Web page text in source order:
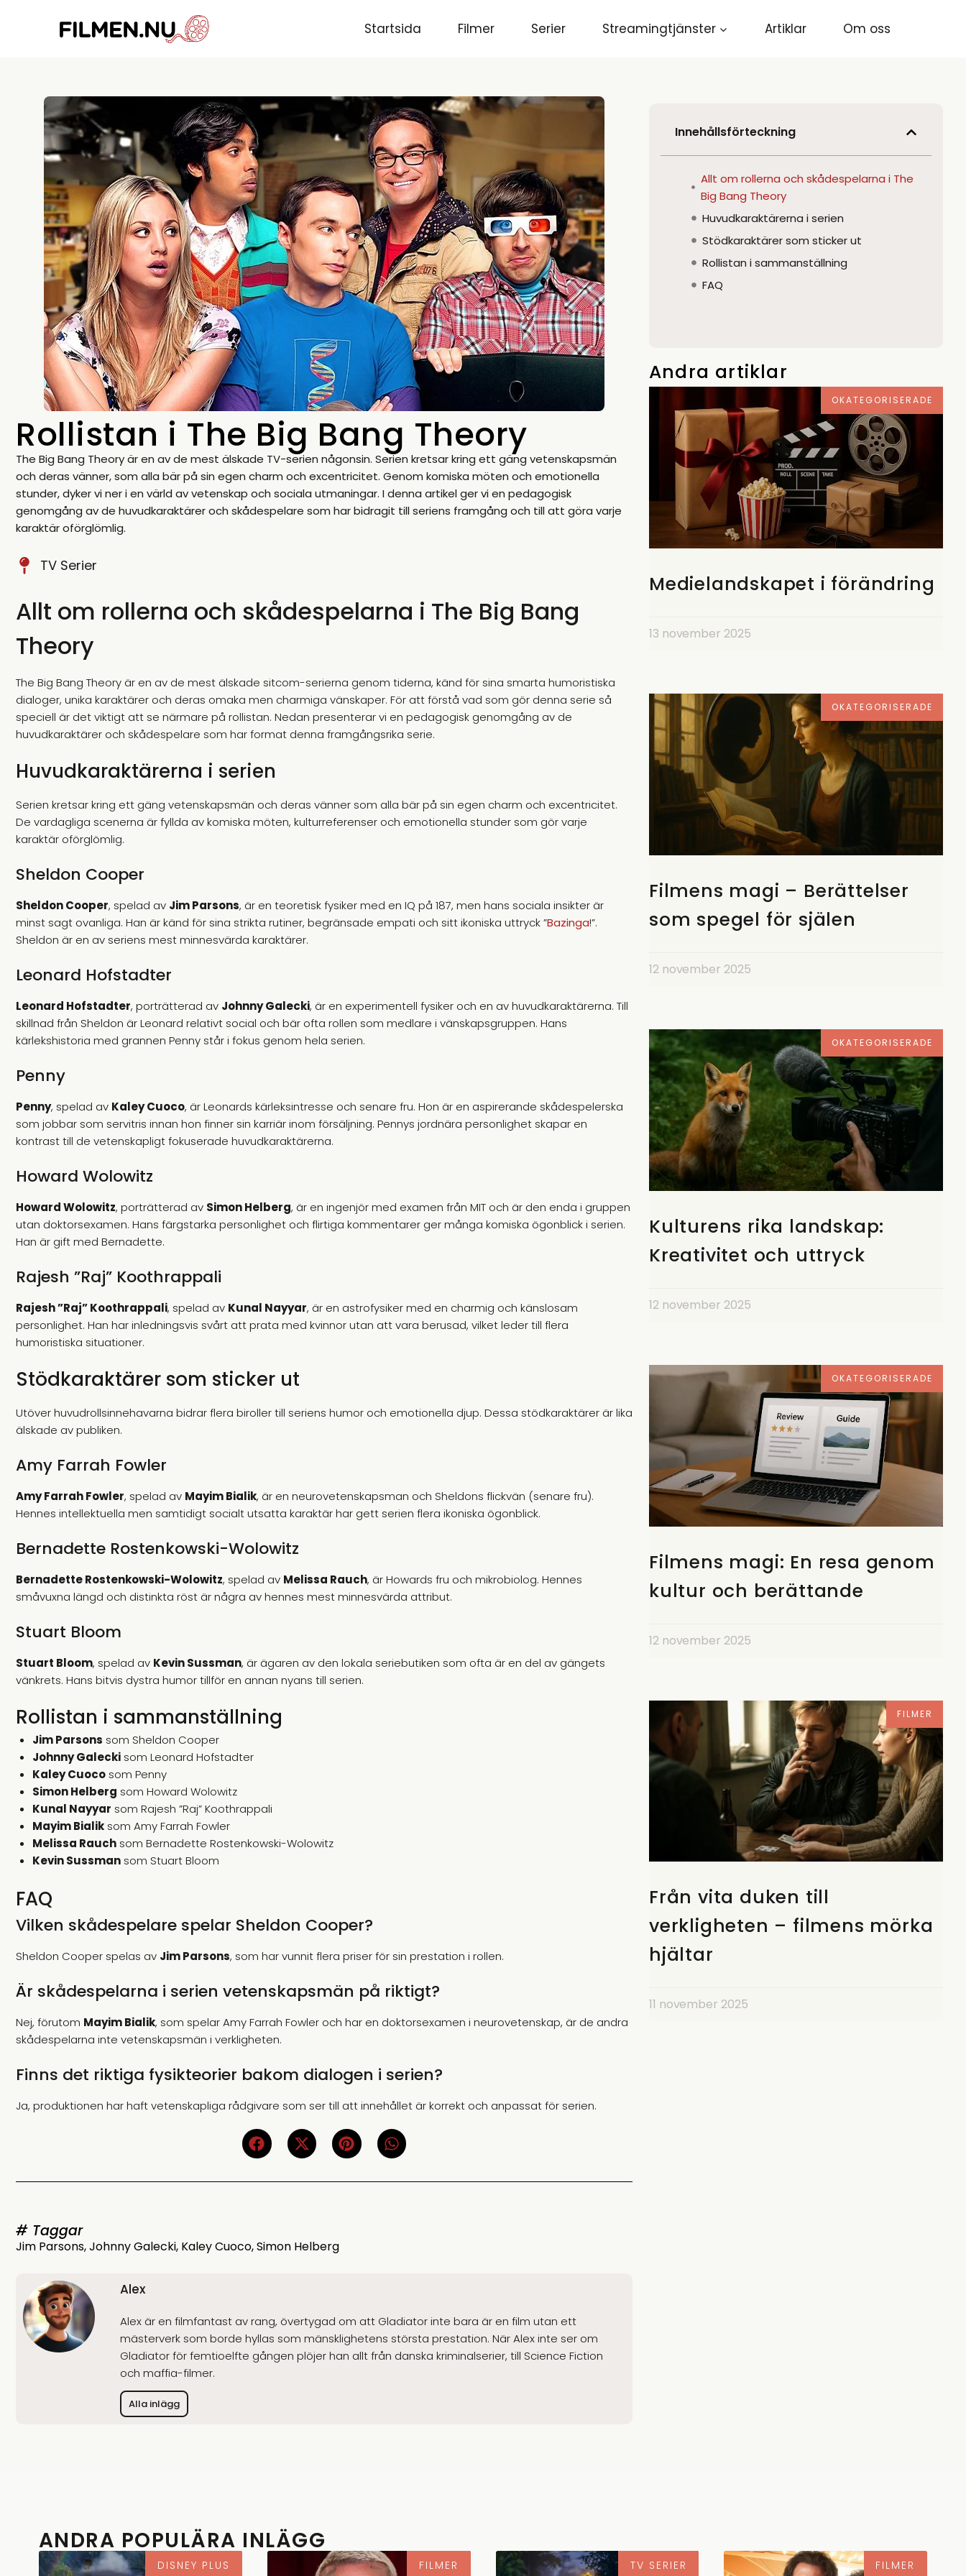
Startsida Filmer Serier Streamingtjänster Artiklar Om oss
Rollistan i The Big Bang Theory
The Big Bang Theory är en av de mest älskade TV-serien någonsin. Serien kretsar kring ett gäng vetenskapsmän
och deras vänner, som alla bär på sin egen charm och excentricitet. Genom komiska möten och emotionella
stunder, dyker vi ner i en värld av vetenskap och sociala utmaningar. I denna artikel ger vi en pedagogisk
genomgång av de huvudkaraktärer och skådespelare som har bidragit till seriens framgång och till att göra varje
karaktär oförglömlig.
TV Serier
Allt om rollerna och skådespelarna i The Big Bang
Theory
The Big Bang Theory är en av de mest älskade sitcom-serierna genom tiderna, känd för sina smarta humoristiska
dialoger, unika karaktärer och deras omaka men charmiga vänskaper. För att förstå vad som gör denna serie så
speciell är det viktigt att se närmare på rollistan. Nedan presenterar vi en pedagogisk genomgång av de
huvudkaraktärer och skådespelare som har format denna framgångsrika serie.
Huvudkaraktärerna i serien
Serien kretsar kring ett gäng vetenskapsmän och deras vänner som alla bär på sin egen charm och excentricitet.
De vardagliga scenerna är fyllda av komiska möten, kulturreferenser och emotionella stunder som gör varje
karaktär oförglömlig.
Sheldon Cooper
Sheldon Cooper, spelad av Jim Parsons, är en teoretisk fysiker med en IQ på 187, men hans sociala insikter är
minst sagt ovanliga. Han är känd för sina strikta rutiner, begränsade empati och sitt ikoniska uttryck ”Bazinga!”.
Sheldon är en av seriens mest minnesvärda karaktärer.
Leonard Hofstadter
Leonard Hofstadter, porträtterad av Johnny Galecki, är en experimentell fysiker och en av huvudkaraktärerna. Till
skillnad från Sheldon är Leonard relativt social och bär ofta rollen som medlare i vänskapsgruppen. Hans
kärlekshistoria med grannen Penny står i fokus genom hela serien.
Penny
Penny, spelad av Kaley Cuoco, är Leonards kärleksintresse och senare fru. Hon är en aspirerande skådespelerska
som jobbar som servitris innan hon finner sin karriär inom försäljning. Pennys jordnära personlighet skapar en
kontrast till de vetenskapligt fokuserade huvudkaraktärerna.
Howard Wolowitz
Howard Wolowitz, porträtterad av Simon Helberg, är en ingenjör med examen från MIT och är den enda i gruppen
utan doktorsexamen. Hans färgstarka personlighet och flirtiga kommentarer ger många komiska ögonblick i serien.
Han är gift med Bernadette.
Rajesh ”Raj” Koothrappali
Rajesh ”Raj” Koothrappali, spelad av Kunal Nayyar, är en astrofysiker med en charmig och känslosam
personlighet. Han har inledningsvis svårt att prata med kvinnor utan att vara berusad, vilket leder till flera
humoristiska situationer.
Stödkaraktärer som sticker ut
Utöver huvudrollsinnehavarna bidrar flera biroller till seriens humor och emotionella djup. Dessa stödkaraktärer är lika
älskade av publiken.
Amy Farrah Fowler
Amy Farrah Fowler, spelad av Mayim Bialik, är en neurovetenskapsman och Sheldons flickvän (senare fru).
Hennes intellektuella men samtidigt socialt utsatta karaktär har gett serien flera ikoniska ögonblick.
Bernadette Rostenkowski-Wolowitz
Bernadette Rostenkowski-Wolowitz, spelad av Melissa Rauch, är Howards fru och mikrobiolog. Hennes
småvuxna längd och distinkta röst är några av hennes mest minnesvärda attribut.
Stuart Bloom
Stuart Bloom, spelad av Kevin Sussman, är ägaren av den lokala seriebutiken som ofta är en del av gängets
vänkrets. Hans bitvis dystra humor tillför en annan nyans till serien.
Rollistan i sammanställning
Jim Parsons som Sheldon Cooper
Johnny Galeckisom Leonard Hofstadter
Kaley Cuocosom Penny
Simon Helberg som Howard Wolowitz
Kunal Nayyar som Rajesh ”Raj” Koothrappali
Mayim Bialiksom Amy Farrah Fowler
Melissa Rauchsom Bernadette Rostenkowski-Wolowitz
Kevin Sussmansom Stuart Bloom
FAQ
Vilken skådespelare spelar Sheldon Cooper?
Sheldon Cooper spelas av Jim Parsons, som har vunnit flera priser för sin prestation i rollen.
Är skådespelarna i serien vetenskapsmän på riktigt?
Nej, förutom Mayim Bialik, som spelar Amy Farrah Fowler och har en doktorsexamen i neurovetenskap, är de andra
skådespelarna inte vetenskapsmän i verkligheten.
Finns det riktiga fysikteorier bakom dialogen i serien?
Ja, produktionen har haft vetenskapliga rådgivare som ser till att innehållet är korrekt och anpassat för serien.
# Taggar
Jim Parsons,Johnny Galecki, Kaley Cuoco,Simon Helberg
Alex
Alex är en filmfantast av rang, övertygad om att Gladiator inte bara är en film utan ett
mästerverk som borde hyllas som mänsklighetens största prestation. När Alex inte ser om
Gladiator för femtioelfte gången plöjer han allt från danska kriminalserier, till Science Fiction
och maffia-filmer.
Alla inlägg
Innehållsförteckning
Allt om rollerna och skådespelarna i The
Big Bang Theory
Huvudkaraktärerna i serien
Stödkaraktärer som sticker ut
Rollistan i sammanställning
FAQ
Andra artiklar
OKATEGORISERADE
Medielandskapet i förändring
13 november 2025
OKATEGORISERADE
Filmens magi – Berättelser
som spegel för själen
12 november 2025
OKATEGORISERADE
Kulturens rika landskap:
Kreativitet och uttryck
12 november 2025
OKATEGORISERADE
Filmens magi: En resa genom
kultur och berättande
12 november 2025
FILMER
Från vita duken till
verkligheten – filmens mörka
hjältar
11 november 2025
ANDRA POPULÄRA INLÄGG
DISNEY PLUS FILMER TV SERIER FILMER